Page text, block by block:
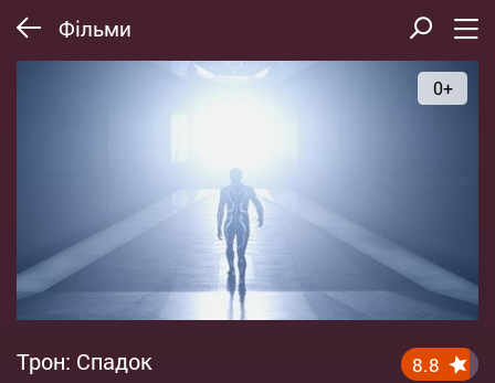
Фільми
0+
Трон: Спадок 8.8